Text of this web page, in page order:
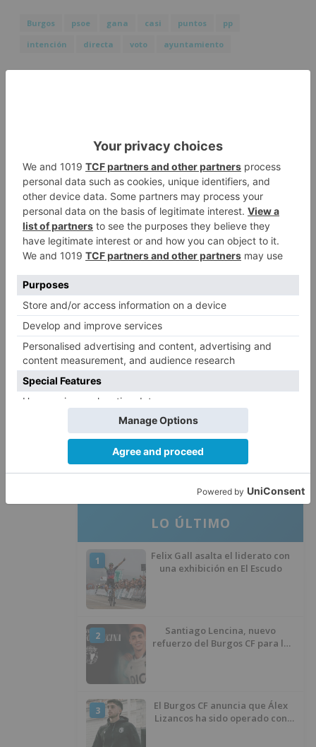
Burgos psoe gana casi puntos
pp
intención
directa voto ayuntamiento
apertura del Castillo responde a
“una foto” y no a la culminación
del proyecto
2
El poblado de El Encuentro de
Burgos a punto de culminar su
proceso de realojo
Huérmeces
4
CCOO Burgos tramita más de 200
expedientes de regularización
5
El PSOE denuncia que las
piscinas municipales de Burgos
llevan seis meses sin la
desinfección obligatoria contra
LO ÚLTIMO
1
Felix Gall asalta el liderato con
una exhibición en El Escudo
2
Santiago Lencina, nuevo
refuerzo del Burgos CF para la
3
El Burgos CF anuncia que Álex
Lizancos ha sido operado con